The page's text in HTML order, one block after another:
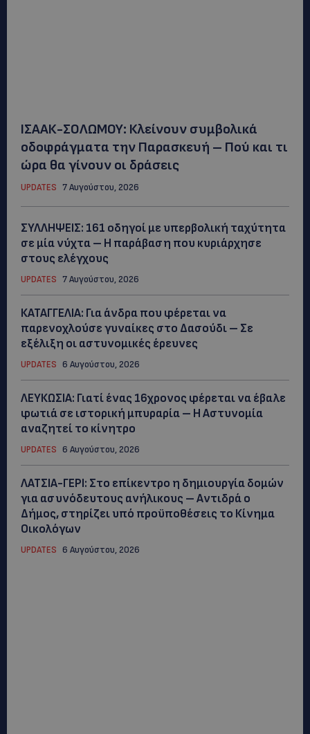
ΙΣΑΑΚ-ΣΟΛΩΜΟΥ: Κλείνουν συμβολικά
οδοφράγματα την Παρασκευή – Πού και τι
ώρα θα γίνουν οι δράσεις
UPDATES 7 Αυγούστου, 2026
ΣΥΛΛΗΨΕΙΣ: 161 οδηγοί με υπερβολική ταχύτητα
σε μία νύχτα – Η παράβαση που κυριάρχησε
στους ελέγχους
UPDATES 7 Αυγούστου, 2026
ΚΑΤΑΓΓΕΛΙΑ: Για άνδρα που φέρεται να
παρενοχλούσε γυναίκες στο Δασούδι – Σε
εξέλιξη οι αστυνομικές έρευνες
UPDATES 6 Αυγούστου, 2026
ΛΕΥΚΩΣΙΑ: Γιατί ένας 16χρονος φέρεται να έβαλε
φωτιά σε ιστορική μπυραρία – Η Αστυνομία
αναζητεί το κίνητρο
UPDATES 6 Αυγούστου, 2026
ΛΑΤΣΙΑ-ΓΕΡΙ: Στο επίκεντρο η δημιουργία δομών
για ασυνόδευτους ανήλικους – Αντιδρά ο
Δήμος, στηρίζει υπό προϋποθέσεις το Κίνημα
Οικολόγων
UPDATES 6 Αυγούστου, 2026